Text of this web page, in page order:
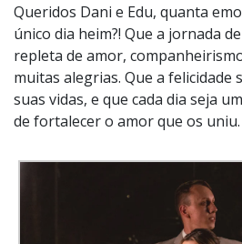
Queridos Dani e Edu, quanta
único dia heim?! Que a jornada
repleta de amor,
muitas alegrias. Que a felicidade
suas vidas, e que cada dia seja
de fortalecer o amor que os uniu.